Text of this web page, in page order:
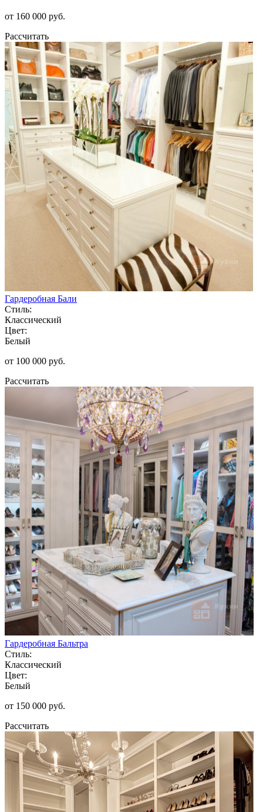
от 160 000 руб.
Рассчитать
Гардеробная Бали
Стиль:
Классический
Цвет:
Белый
от 100 000 руб.
Рассчитать
Гардеробная Бальтра
Стиль:
Классический
Цвет:
Белый
от 150 000 руб.
Рассчитать